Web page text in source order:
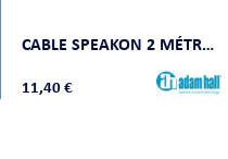
CABLE SPEAKON 2 MÉTRES 2 X 1,5 MM²
11,40 €